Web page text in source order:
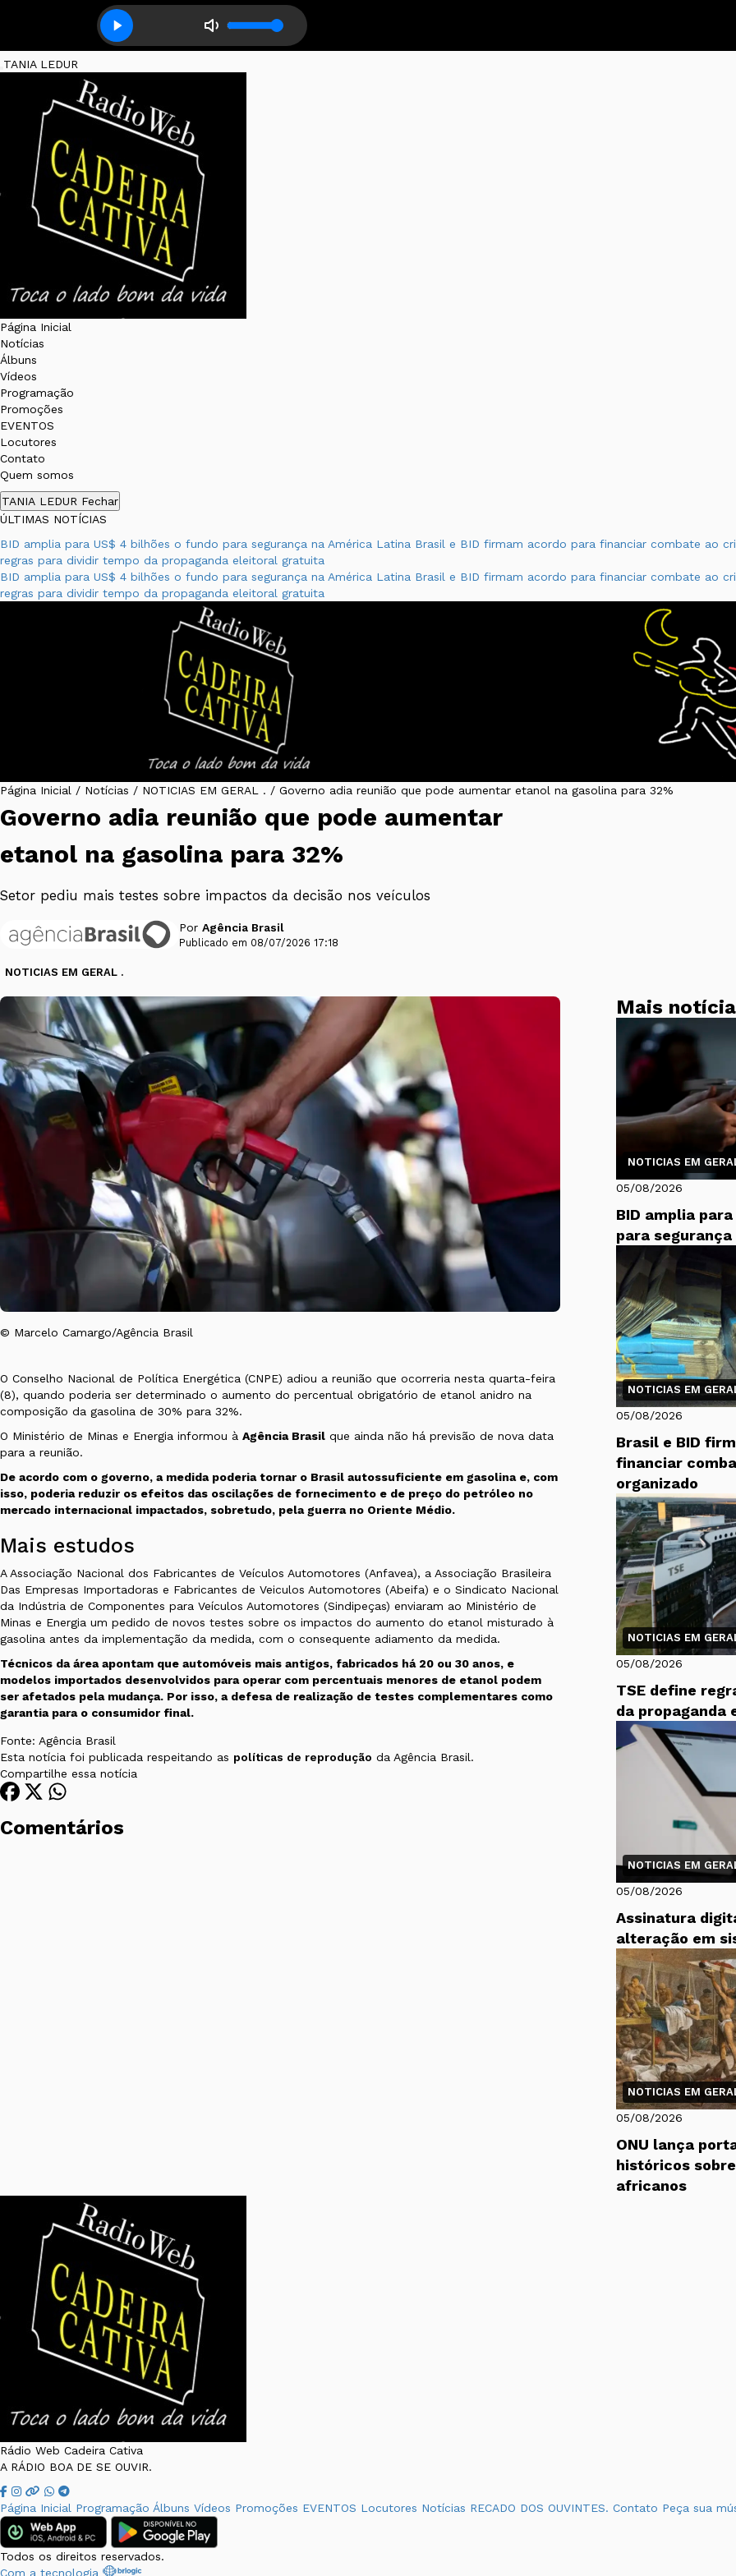
TANIA LEDUR
Página Inicial
Notícias
Álbuns
Vídeos
Programação
Promoções
EVENTOS
Locutores
Contato
Quem somos
TANIA LEDUR Fechar
ÚLTIMAS NOTÍCIAS
BID amplia para US$ 4 bilhões o fundo para segurança na América Latina Brasil e BID firmam acordo para financiar combate ao
regras para dividir tempo da propaganda eleitoral gratuita
BID amplia para US$ 4 bilhões o fundo para segurança na América Latina Brasil e BID firmam acordo para financiar combate ao
regras para dividir tempo da propaganda eleitoral gratuita
Página Inicial / Notícias / NOTICIAS EM GERAL . / Governo adia reunião que pode aumentar etanol na gasolina para 32%
Governo adia reunião que pode aumentar
etanol na gasolina para 32%
Setor pediu mais testes sobre impactos da decisão nos veículos
Por Agência Brasil
Publicado em 08/07/2026 17:18
NOTICIAS EM GERAL .
© Marcelo Camargo/Agência Brasil
O Conselho Nacional de Política Energética (CNPE) adiou a reunião que ocorreria nesta quarta-feira
(8), quando poderia ser determinado o aumento do percentual obrigatório de etanol anidro na
composição da gasolina de 30% para 32%.
O Ministério de Minas e Energia informou à Agência Brasil que ainda não há previsão de nova data
para a reunião.
De acordo com o governo, a medida poderia tornar o Brasil autossuficiente em gasolina e, com
isso, poderia reduzir os efeitos das oscilações de fornecimento e de preço do petróleo no
mercado internacional impactados, sobretudo, pela guerra no Oriente Médio.
Mais estudos
A Associação Nacional dos Fabricantes de Veículos Automotores (Anfavea), a Associação Brasileira
Das Empresas Importadoras e Fabricantes de Veiculos Automotores (Abeifa) e o Sindicato Nacional
da Indústria de Componentes para Veículos Automotores (Sindipeças) enviaram ao Ministério de
Minas e Energia um pedido de novos testes sobre os impactos do aumento do etanol misturado à
gasolina antes da implementação da medida, com o consequente adiamento da medida.
Técnicos da área apontam que automóveis mais antigos, fabricados há 20 ou 30 anos, e
modelos importados desenvolvidos para operar com percentuais menores de etanol podem
ser afetados pela mudança. Por isso, a defesa de realização de testes complementares como
garantia para o consumidor final.
Fonte: Agência Brasil
Esta notícia foi publicada respeitando as políticas de reprodução da Agência Brasil.
Compartilhe essa notícia
Comentários
Mais
NOTICIAS EM
05/08/2026
BID amplia
para
NOTICIAS EM
05/08/2026
Brasil e BID
financiar
organizado
NOTICIAS EM
05/08/2026
TSE define
da
NOTICIAS EM
05/08/2026
Assinatura
alteração em
NOTICIAS EM
05/08/2026
ONU lança
históricos
africanos
Rádio Web Cadeira Cativa
A RÁDIO BOA DE SE OUVIR.
Página Inicial Programação Álbuns Vídeos Promoções EVENTOS Locutores Notícias RECADO DOS OUVINTES. Contato Peça sua
Todos os direitos reservados.
Com a tecnologia